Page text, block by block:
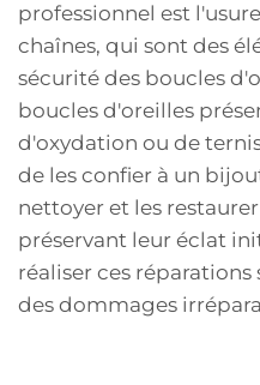
professionnel est
chaînes, qui sont des
sécurité des boucles
boucles d'oreilles
d'oxydation ou de
de les confier à un
nettoyer et les
préservant leur éclat
réaliser ces
des dommages